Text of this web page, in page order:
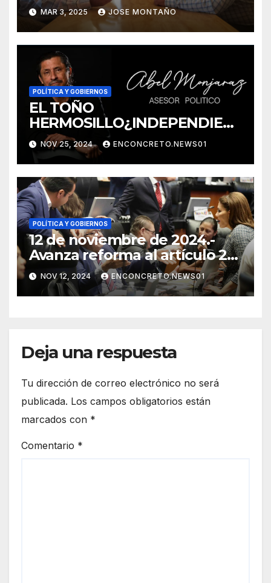
MAR 3, 2025 JOSE MONTAÑO
POLÍTICA Y GOBIERNOS
EL TOÑO
HERMOSILLO¿INDEPENDIEN
TE? NO CREO POR ABEL
MONJARAZ ANALISTA Y
ASESOR POLITICO
ELECTORAL
NOV 25, 2024 ENCONCRETO.NEWS01
POLÍTICA Y GOBIERNOS
12 de noviembre de 2024.-
Avanza reforma al artículo 21
constitucional en materia de
seguridad pública
NOV 12, 2024 ENCONCRETO.NEWS01
Deja una respuesta
Tu dirección de correo electrónico no será
publicada. Los campos obligatorios están
marcados con *
Comentario *